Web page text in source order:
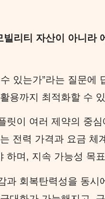
리티 자산이 아니라
있는가”라는 질문에
용까지 최적화할 수
릿이 여러 제약의 중
전력 가격과 요금 체
하며, 지속 가능성 목
과 회복탄력성을 동